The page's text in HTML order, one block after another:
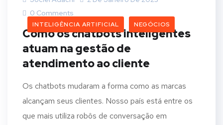
INTELIGÊNCIA ARTIFICIAL NEGÓCIOS
0 Comments
Como os chatbots inteligentes
atuam na gestão de
atendimento ao cliente
Os chatbots mudaram a forma como as marcas
alcançam seus clientes. Nosso país está entre os
que mais utiliza robôs de conversação em